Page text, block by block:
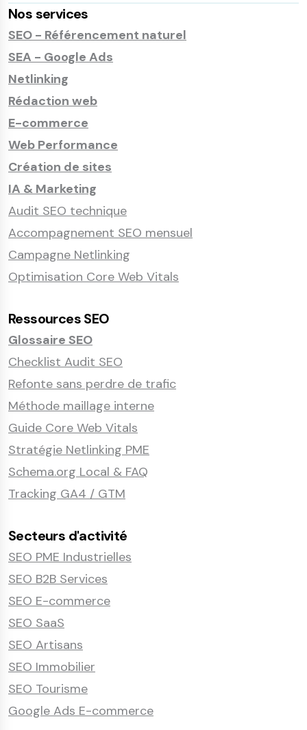
Nos services
SEO - Référencement naturel
SEA - Google Ads
Netlinking
Rédaction web
E-commerce
Web Performance
Création de sites
IA & Marketing
Audit SEO technique
Accompagnement SEO mensuel
Campagne Netlinking
Optimisation Core Web Vitals
Ressources SEO
Glossaire SEO
Checklist Audit SEO
Refonte sans perdre de trafic
Méthode maillage interne
Guide Core Web Vitals
Stratégie Netlinking PME
Schema.org Local & FAQ
Tracking GA4 / GTM
Secteurs d'activité
SEO PME Industrielles
SEO B2B Services
SEO E-commerce
SEO SaaS
SEO Artisans
SEO Immobilier
SEO Tourisme
Google Ads E-commerce